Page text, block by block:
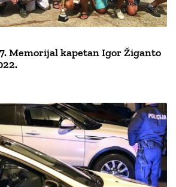
Memorijal kapetan Igor Žiganto